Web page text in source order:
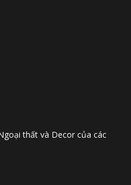
thất và Decor của các